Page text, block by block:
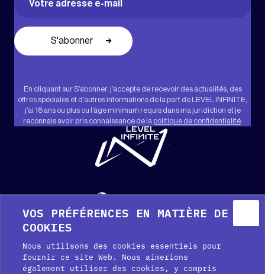
En cliquant sur S’abonner, j’accepte de recevoir des actualités, des
offres spéciales et d’autres informations de la part de LEVEL INFINITE,
j’ai 18 ans ou plus ou l’âge minimum requis dans ma juridiction et je
reconnais avoir pris connaissance de la politique de confidentialité.
"
Français
VOS PRÉFÉRENCES EN MATIÈRE DE
COOKIES
Nous utilisons des cookies essentiels pour
fournir ce site Web. Nous aimerions
également utiliser des cookies, y compris